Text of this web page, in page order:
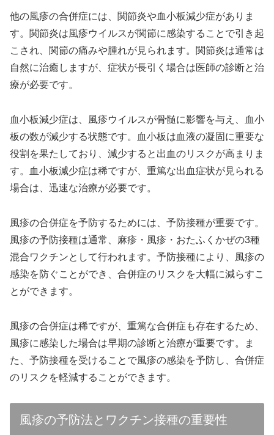
他の風疹の合併症には、関節炎や血小板減少症がありま
す。関節炎は風疹ウイルスが関節に感染することで引き起
こされ、関節の痛みや腫れが見られます。関節炎は通常は
自然に治癒しますが、症状が長引く場合は医師の診断と治
療が必要です。
血小板減少症は、風疹ウイルスが骨髄に影響を与え、血小
板の数が減少する状態です。血小板は血液の凝固に重要な
役割を果たしており、減少すると出血のリスクが高まりま
す。血小板減少症は稀ですが、重篤な出血症状が見られる
場合は、迅速な治療が必要です。
風疹の合併症を予防するためには、予防接種が重要です。
風疹の予防接種は通常、麻疹・風疹・おたふくかぜの3種
混合ワクチンとして行われます。予防接種により、風疹の
感染を防ぐことができ、合併症のリスクを大幅に減らすこ
とができます。
風疹の合併症は稀ですが、重篤な合併症も存在するため、
風疹に感染した場合は早期の診断と治療が重要です。ま
た、予防接種を受けることで風疹の感染を予防し、合併症
のリスクを軽減することができます。
風疹の予防法とワクチン接種の重要性